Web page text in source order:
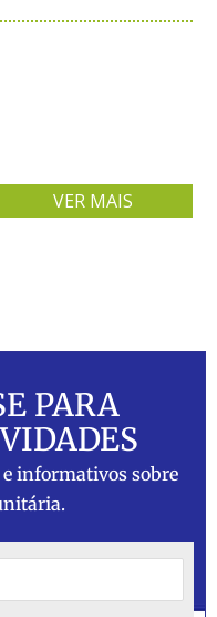
VER MAIS
PARA
informativos sobre